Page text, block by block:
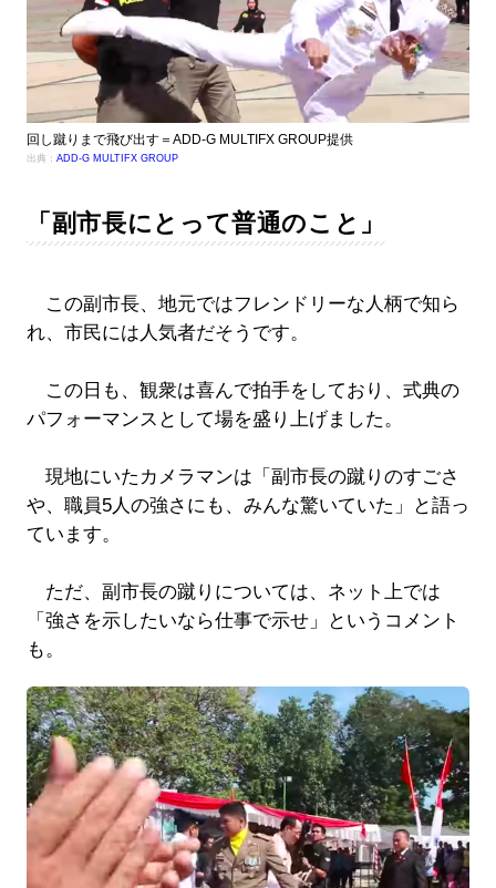
回し蹴りまで飛び出す＝ADD-G MULTIFX GROUP提供
出典： ADD-G MULTIFX GROUP
「副市長にとって普通のこと」
この副市長、地元ではフレンドリーな人柄で知ら
れ、市民には人気者だそうです。
この日も、観衆は喜んで拍手をしており、式典の
パフォーマンスとして場を盛り上げました。
現地にいたカメラマンは「副市長の蹴りのすごさ
や、職員5人の強さにも、みんな驚いていた」と語っ
ています。
ただ、副市長の蹴りについては、ネット上では
「強さを示したいなら仕事で示せ」というコメント
も。